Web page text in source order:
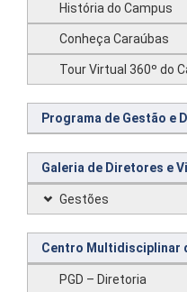
História do Campus
Conheça Caraúbas
Tour Virtual 360º do
Programa de Gestão e
Galeria de Diretores e
Gestões
Centro Multidisciplinar
PGD – Diretoria